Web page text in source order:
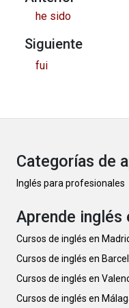
he sido
Siguiente
fui
Categorías de
Inglés para profesionales
Aprende inglés
Cursos de inglés en
Cursos de inglés en
Cursos de inglés en
Cursos de inglés en